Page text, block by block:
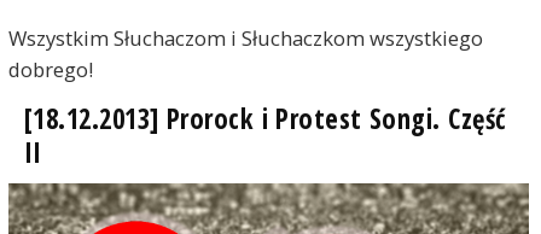
Wszystkim Słuchaczom i Słuchaczkom wszystkiego
dobrego!
[18.12.2013] Prorock i Protest Songi. Część
II